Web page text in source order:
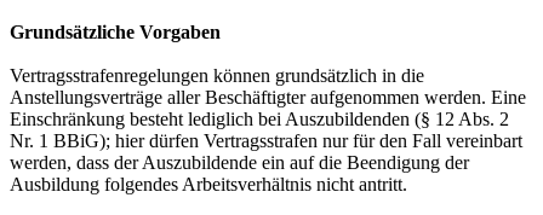
Grundsätzliche Vorgaben
Vertragsstrafenregelungen können grundsätzlich in die
Anstellungsverträge aller Beschäftigter aufgenommen werden. Eine
Einschränkung besteht lediglich bei Auszubildenden (§ 12 Abs. 2
Nr. 1 BBiG); hier dürfen Vertragsstrafen nur für den Fall vereinbart
werden, dass der Auszubildende ein auf die Beendigung der
Ausbildung folgendes Arbeitsverhältnis nicht antritt.